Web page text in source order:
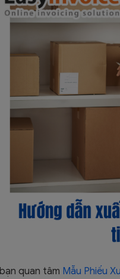
quan tâm Mẫu Phiếu